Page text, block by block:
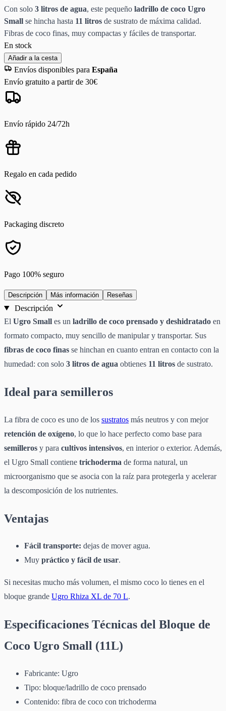
Con solo 3 litros de agua, este pequeño ladrillo de coco Ugro
Small se hincha hasta 11 litros de sustrato de máxima calidad.
Fibras de coco finas, muy compactas y fáciles de transportar.
En stock
Añadir a la cesta
Envíos disponibles para España
Envío gratuito a partir de 30€
Envío rápido 24/72h
Regalo en cada pedido
Packaging discreto
Pago 100% seguro
Descripción Más información Reseñas
Descripción
El Ugro Small es un ladrillo de coco prensado y deshidratado en
formato compacto, muy sencillo de manipular y transportar. Sus
fibras de coco finas se hinchan en cuanto entran en contacto con la
humedad: con solo 3 litros de agua obtienes 11 litros de sustrato.
Ideal para semilleros
La fibra de coco es uno de los sustratos más neutros y con mejor
retención de oxígeno, lo que lo hace perfecto como base para
semilleros y para cultivos intensivos, en interior o exterior. Además,
el Ugro Small contiene trichoderma de forma natural, un
microorganismo que se asocia con la raíz para protegerla y acelerar
la descomposición de los nutrientes.
Ventajas
Fácil transporte: dejas de mover agua.
Muy práctico y fácil de usar.
Si necesitas mucho más volumen, el mismo coco lo tienes en el
bloque grande Ugro Rhiza XL de 70 L.
Especificaciones Técnicas del Bloque de
Coco Ugro Small (11L)
Fabricante: Ugro
Tipo: bloque/ladrillo de coco prensado
Contenido: fibra de coco con trichoderma